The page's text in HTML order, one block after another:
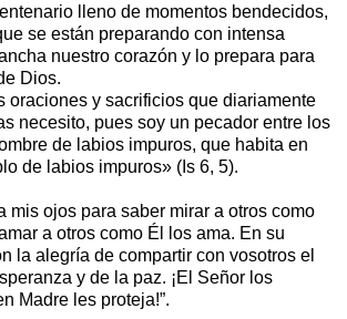
lleno de momentos bendecidos,
se están preparando con intensa
nuestro corazón y lo prepara para
Dios.
oraciones y sacrificios que diariamente
necesito, pues soy un pecador entre los
de labios impuros, que habita en
de labios impuros» (Is 6, 5).
mis ojos para saber mirar a otros como
a otros como Él los ama. En su
la alegría de compartir con vosotros el
y de la paz. ¡El Señor los
Madre les proteja!”.